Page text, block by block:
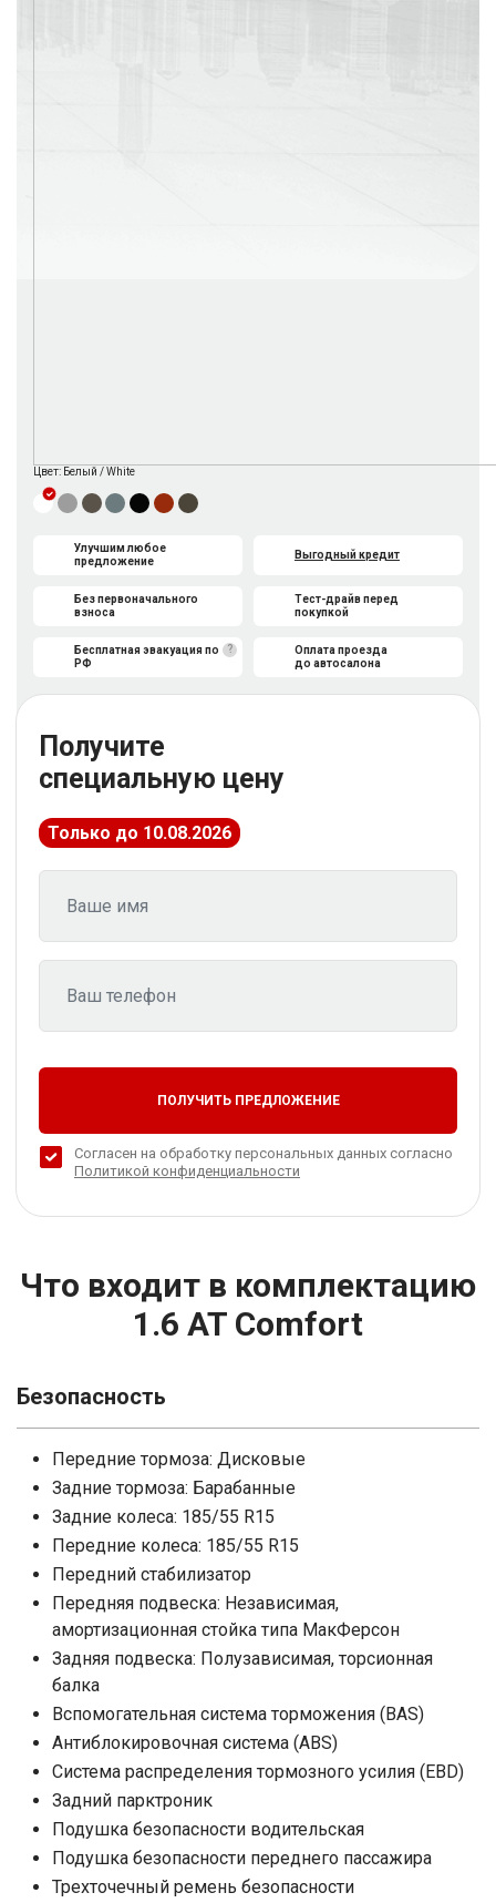
Цвет: Белый / White
Улучшим любое
предложение
Без первоначального
взноса
Выгодный кредит
Тест-драйв перед
покупкой
?
Бесплатная эвакуация по
РФ
Оплата проезда
до автосалона
Получите
специальную цену
Только до 10.08.2026
ПОЛУЧИТЬ ПРЕДЛОЖЕНИЕ
Согласен на обработку персональных данных согласно
Политикой конфиденциальности
Что входит в комплектацию
1.6 AT Comfort
Безопасность
Передние тормоза: Дисковые
Задние тормоза: Барабанные
Задние колеса: 185/55 R15
Передние колеса: 185/55 R15
Передний стабилизатор
Передняя подвеска: Независимая,
амортизационная стойка типа МакФерсон
Задняя подвеска: Полузависимая, торсионная
балка
Вспомогательная система торможения (BAS)
Антиблокировочная система (ABS)
Система распределения тормозного усилия (EBD)
Задний парктроник
Подушка безопасности водительская
Подушка безопасности переднего пассажира
Трехточечный ремень безопасности